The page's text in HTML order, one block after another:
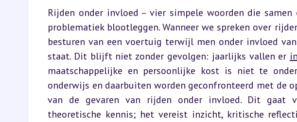
Rijden onder invloed – vier simpele woorden die
problematiek blootleggen. Wanneer we spreken over
besturen van een voertuig terwijl men onder invloed
staat. Dit blijft niet zonder gevolgen: jaarlijks vallen er
maatschappelijke en persoonlijke kost is niet te
onderwijs en daarbuiten worden geconfronteerd met de
van de gevaren van rijden onder invloed. Dit gaat
theoretische kennis; het vereist inzicht, kritische